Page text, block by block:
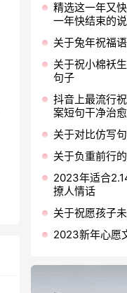
精选这一年又
一年快结束的
关于兔年祝福
关于祝小棉袄
句子
抖音上最流行
案短句干净治愈
关于对比仿写
关于负重前行
2023年适合
撩人情话
关于祝愿孩子
2023新年心愿